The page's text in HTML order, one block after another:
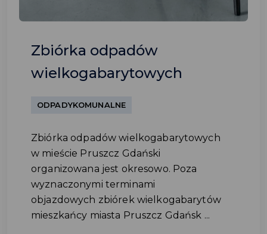
Zbiórka odpadów
wielkogabarytowych
ODPADYKOMUNALNE
Zbiórka odpadów wielkogabarytowych
w mieście Pruszcz Gdański
organizowana jest okresowo. Poza
wyznaczonymi terminami
objazdowych zbiórek wielkogabarytów
mieszkańcy miasta Pruszcz Gdańsk ...